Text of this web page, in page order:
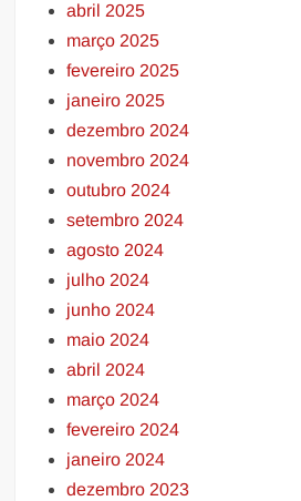
abril 2025
março 2025
fevereiro 2025
janeiro 2025
dezembro 2024
novembro 2024
outubro 2024
setembro 2024
agosto 2024
julho 2024
junho 2024
maio 2024
abril 2024
março 2024
fevereiro 2024
janeiro 2024
dezembro 2023